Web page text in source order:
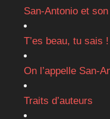
San-Antonio et
T’es beau, tu sais !
On l’appelle San-
Traits d’auteurs